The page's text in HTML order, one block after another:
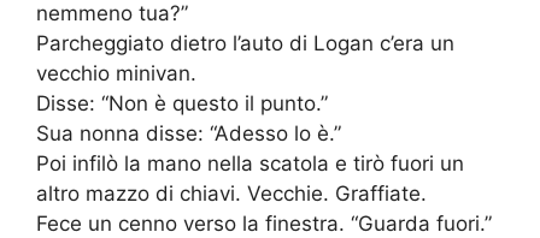
nemmeno tua?”
Parcheggiato dietro l’auto di Logan c’era un
vecchio minivan.
Disse: “Non è questo il punto.”
Sua nonna disse: “Adesso lo è.”
Poi infilò la mano nella scatola e tirò fuori un
altro mazzo di chiavi. Vecchie. Graffiate.
Fece un cenno verso la finestra. “Guarda fuori.”